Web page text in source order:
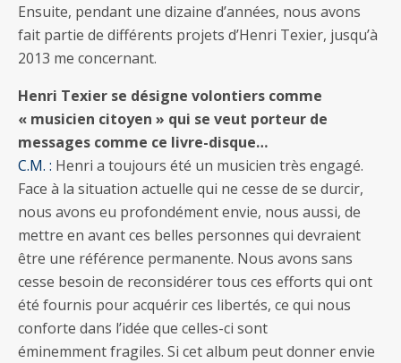
Ensuite, pendant une dizaine d’années, nous avons
fait partie de différents projets d’Henri Texier, jusqu’à
2013 me concernant.
Henri Texier se désigne volontiers comme
« musicien citoyen » qui se veut porteur de
messages comme ce livre-disque…
C.M. : Henri a toujours été un musicien très engagé.
Face à la situation actuelle qui ne cesse de se durcir,
nous avons eu profondément envie, nous aussi, de
mettre en avant ces belles personnes qui devraient
être une référence permanente. Nous avons sans
cesse besoin de reconsidérer tous ces efforts qui ont
été fournis pour acquérir ces libertés, ce qui nous
conforte dans l’idée que celles-ci sont
éminemment fragiles. Si cet album peut donner envie